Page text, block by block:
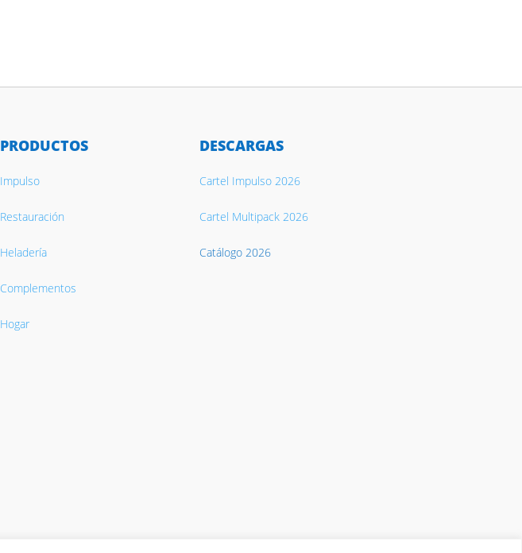
PRODUCTOS
Impulso
Restauración
Heladería
Complementos
Hogar
DESCARGAS
Cartel Impulso 2026
Cartel Multipack 2026
Catálogo 2026